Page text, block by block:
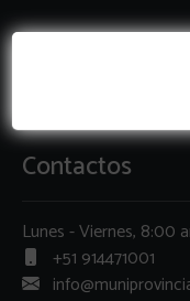
Contactos
Lunes - Viernes, 8:00
+51 914471001